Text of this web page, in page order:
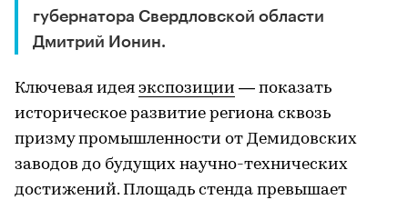
губернатора Свердловской области
Дмитрий Ионин.
Ключевая идея экспозиции — показать
историческое развитие региона сквозь
призму промышленности от Демидовских
заводов до будущих научно-технических
достижений. Площадь стенда превышает